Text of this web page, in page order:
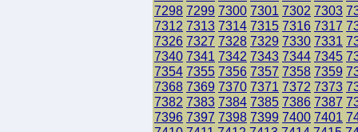
7298 7299 7300 7301 7302 7303
7312 7313 7314 7315 7316 7317
7326 7327 7328 7329 7330 7331
7340 7341 7342 7343 7344 7345
7354 7355 7356 7357 7358 7359
7368 7369 7370 7371 7372 7373
7382 7383 7384 7385 7386 7387
7396 7397 7398 7399 7400 7401